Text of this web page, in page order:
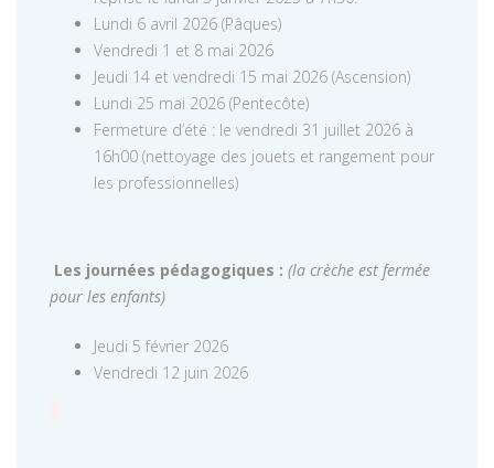
Lundi 6 avril 2026 (Pâques)
Vendredi 1 et 8 mai 2026
Jeudi 14 et vendredi 15 mai 2026 (Ascension)
Lundi 25 mai 2026 (Pentecôte)
Fermeture d’été : le vendredi 31 juillet 2026 à
16h00 (nettoyage des jouets et rangement pour
les professionnelles)
Les journées pédagogiques : (la crèche est fermée
pour les enfants)
Jeudi 5 février 2026
Vendredi 12 juin 2026